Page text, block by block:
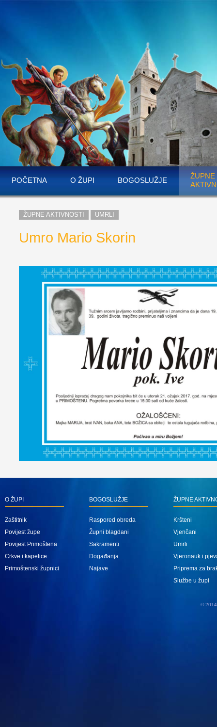
POČETNA O ŽUPI BOGOSLUŽJE
ŽUPNE
ŽUPNE AKTIVNOSTI UMRLI
Umro Mario Skorin
O ŽUPI
Zaštitnik
Povijest župe
Povijest Primoštena
Crkve i kapelice
Primoštenski župnici
BOGOSLUŽJE
Raspored obreda
Župni blagdani
Sakramenti
Događanja
Najave
ŽUPNE
Kršteni
Vjenčani
Umrli
Vjeronauk i
Priprema za
Službe u župi
© 2014